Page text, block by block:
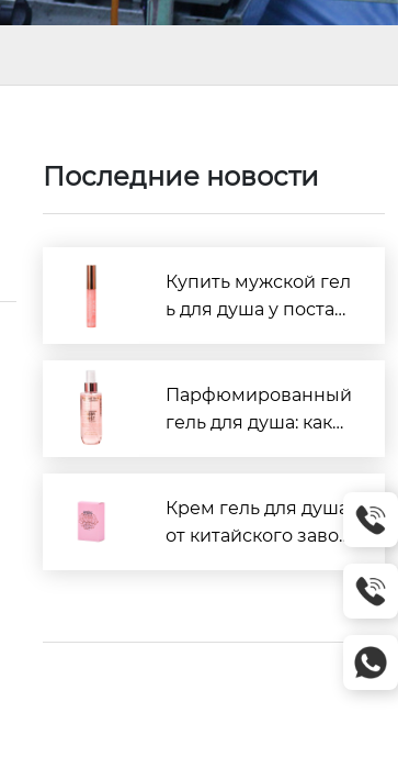
Последние новости
Купить мужской гел
ь для душа у постав
Парфюмированный
гель для душа: како
Крем гель для душа
от китайского завод